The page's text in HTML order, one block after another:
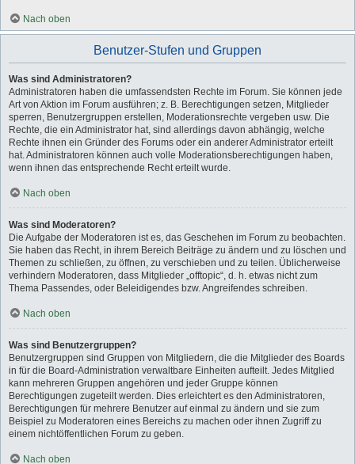
Nach oben
Benutzer-Stufen und Gruppen
Was sind Administratoren?
Administratoren haben die umfassendsten Rechte im Forum. Sie können jede
Art von Aktion im Forum ausführen; z. B. Berechtigungen setzen, Mitglieder
sperren, Benutzergruppen erstellen, Moderationsrechte vergeben usw. Die
Rechte, die ein Administrator hat, sind allerdings davon abhängig, welche
Rechte ihnen ein Gründer des Forums oder ein anderer Administrator erteilt
hat. Administratoren können auch volle Moderationsberechtigungen haben,
wenn ihnen das entsprechende Recht erteilt wurde.
Nach oben
Was sind Moderatoren?
Die Aufgabe der Moderatoren ist es, das Geschehen im Forum zu beobachten.
Sie haben das Recht, in ihrem Bereich Beiträge zu ändern und zu löschen und
Themen zu schließen, zu öffnen, zu verschieben und zu teilen. Üblicherweise
verhindern Moderatoren, dass Mitglieder „offtopic“, d. h. etwas nicht zum
Thema Passendes, oder Beleidigendes bzw. Angreifendes schreiben.
Nach oben
Was sind Benutzergruppen?
Benutzergruppen sind Gruppen von Mitgliedern, die die Mitglieder des Boards
in für die Board-Administration verwaltbare Einheiten aufteilt. Jedes Mitglied
kann mehreren Gruppen angehören und jeder Gruppe können
Berechtigungen zugeteilt werden. Dies erleichtert es den Administratoren,
Berechtigungen für mehrere Benutzer auf einmal zu ändern und sie zum
Beispiel zu Moderatoren eines Bereichs zu machen oder ihnen Zugriff zu
einem nichtöffentlichen Forum zu geben.
Nach oben